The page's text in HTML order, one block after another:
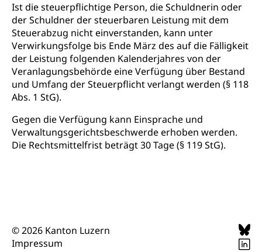
Ist die steuerpflichtige Person, die Schuldnerin oder
der Schuldner der steuerbaren Leistung mit dem
Steuerabzug nicht einverstanden, kann unter
Verwirkungsfolge bis Ende März des auf die Fälligkeit
der Leistung folgenden Kalenderjahres von der
Veranlagungsbehörde eine Verfügung über Bestand
und Umfang der Steuerpflicht verlangt werden (§ 118
Abs. 1 StG).
Gegen die Verfügung kann Einsprache und
Verwaltungsgerichtsbeschwerde erhoben werden.
Die Rechtsmittelfrist beträgt 30 Tage (§ 119 StG).
© 2026 Kanton Luzern
Impressum